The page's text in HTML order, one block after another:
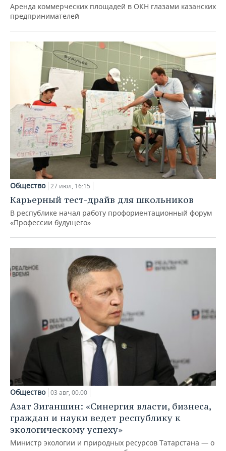
Аренда коммерческих площадей в ОКН глазами казанских
предпринимателей
Общество 27 июл, 16:15
Карьерный тест-драйв для школьников
В республике начал работу профориентационный форум
«Профессии будущего»
Общество 03 авг, 00:00
Азат Зиганшин: «Синергия власти, бизнеса,
граждан и науки ведет республику к
экологическому успеху»
Министр экологии и природных ресурсов Татарстана — о